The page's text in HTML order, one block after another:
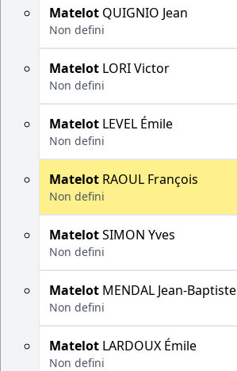
Matelot QUIGNIO Jean
Non defini
Matelot LORI Victor
Non defini
Matelot LEVEL Émile
Non defini
Matelot RAOUL François
Non defini
MatelotSIMON Yves
Non defini
Matelot MENDAL Jean-Baptiste
Non defini
Matelot LARDOUX Émile
Non defini